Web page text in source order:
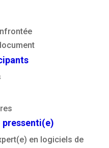
en logiciels de